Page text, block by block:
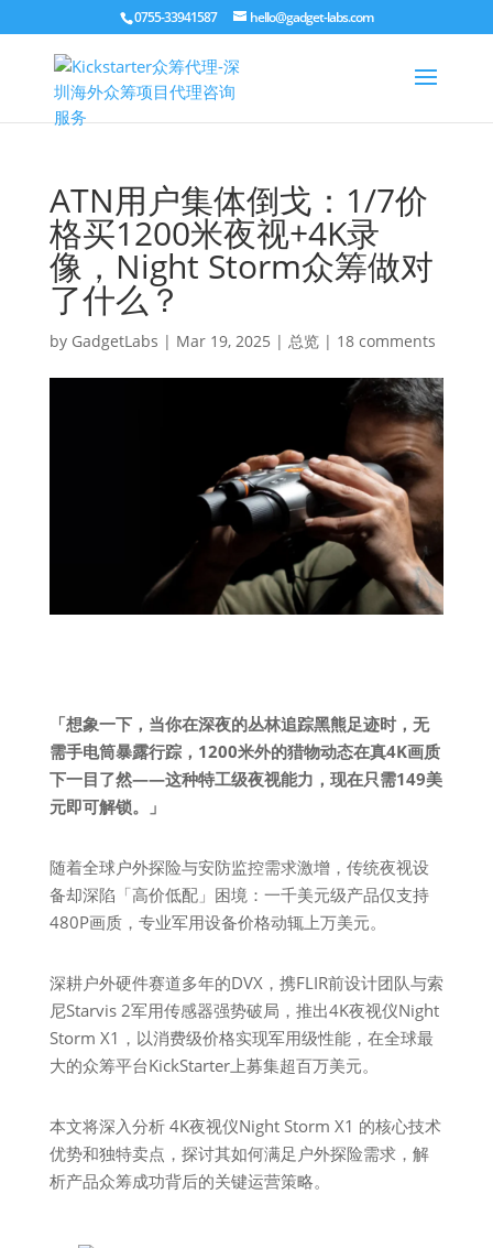
0755-33941587 hello@gadget-labs.com
ATN用户集体倒戈：1/7价
格买1200米夜视+4K录
像，Night Storm众筹做对
了什么？
by GadgetLabs | Mar 19, 2025 | 总览| 18 comments
「想象一下，当你在深夜的丛林追踪黑熊足迹时，无
需手电筒暴露行踪，1200米外的猎物动态在真4K画质
下一目了然——这种特工级夜视能力，现在只需149美
元即可解锁。」
随着全球户外探险与安防监控需求激增，传统夜视设
备却深陷「高价低配」困境：一千美元级产品仅支持
480P画质，专业军用设备价格动辄上万美元。
深耕户外硬件赛道多年的DVX，携FLIR前设计团队与索
尼Starvis 2军用传感器强势破局，推出4K夜视仪Night
Storm X1，以消费级价格实现军用级性能，在全球最
大的众筹平台KickStarter上募集超百万美元。
本文将深入分析 4K夜视仪Night Storm X1 的核心技术
优势和独特卖点，探讨其如何满足户外探险需求，解
析产品众筹成功背后的关键运营策略。